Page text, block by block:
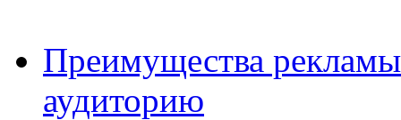
Преимущества
аудиторию